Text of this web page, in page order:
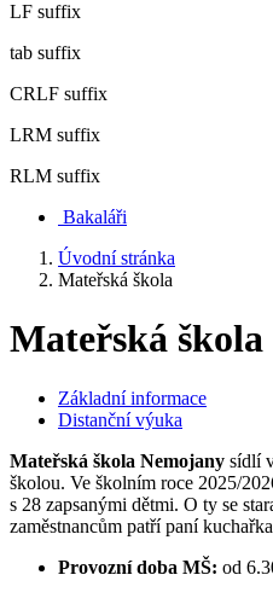
LF suffix
tab suffix
CRLF suffix
LRM suffix
RLM suffix
Bakaláři
Úvodní stránka
Mateřská škola
Mateřská škola
Základní informace
Distanční výuka
Mateřská škola Nemojany sídlí
školou. Ve školním roce 2025/
s 28 zapsanými dětmi. O ty se
zaměstnancům patří paní
Provozní doba MŠ: od